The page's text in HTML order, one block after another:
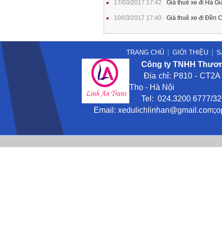
17/03/2017 17:42 Giá thuê xe đi Hà
10/03/2017 17:40 Giá thuê xe đi Đền
TRANG CHỦ GIỚI THIỆU
Công ty TNHH
Địa chỉ: P810 - CT2A
Thọ - Hà Nội
Tel: 024.3200 6777/
Email: xedulichlinhan@gmail .com;